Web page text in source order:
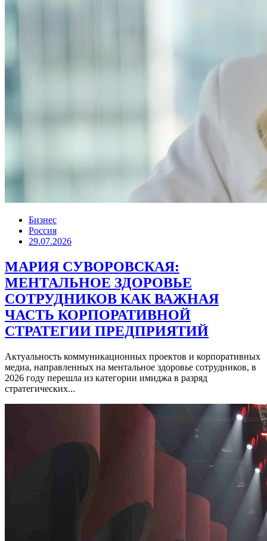
Бизнес
Россия
29.07.2026
МАРИЯ СУВОРОВСКАЯ:
МЕНТАЛЬНОЕ ЗДОРОВЬЕ
СОТРУДНИКОВ КАК ВАЖНАЯ
ЧАСТЬ КОРПОРАТИВНОЙ
СТРАТЕГИИ ПРЕДПРИЯТИЙ
Актуальность коммуникационных проектов и корпоративных
медиа, направленных на ментальное здоровье сотрудников, в
2026 году перешла из категории имиджа в разряд
стратегических...